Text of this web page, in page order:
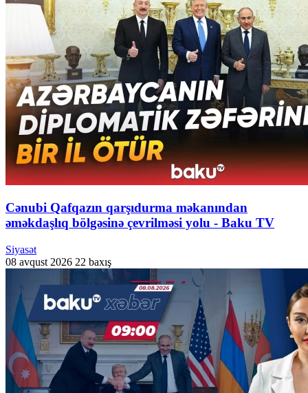
Cənubi Qafqazın qarşıdurma məkanından
əməkdaşlıq bölgəsinə çevrilməsi yolu - Baku TV
Siyasət
08 avqust 2026 22 baxış